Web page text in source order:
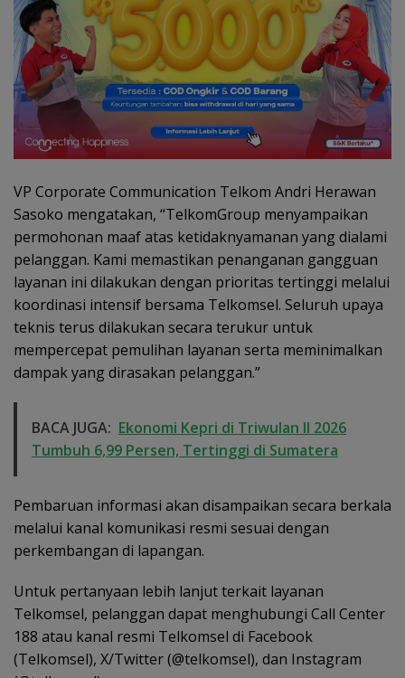
VP Corporate Communication Telkom Andri Herawan
Sasoko mengatakan, “TelkomGroup menyampaikan
permohonan maaf atas ketidaknyamanan yang dialami
pelanggan. Kami memastikan penanganan gangguan
layanan ini dilakukan dengan prioritas tertinggi melalui
koordinasi intensif bersama Telkomsel. Seluruh upaya
teknis terus dilakukan secara terukur untuk
mempercepat pemulihan layanan serta meminimalkan
dampak yang dirasakan pelanggan.”
BACA JUGA: Ekonomi Kepri di Triwulan II 2026
Tumbuh 6,99 Persen, Tertinggi di Sumatera
Pembaruan informasi akan disampaikan secara berkala
melalui kanal komunikasi resmi sesuai dengan
perkembangan di lapangan.
Untuk pertanyaan lebih lanjut terkait layanan
Telkomsel, pelanggan dapat menghubungi Call Center
188 atau kanal resmi Telkomsel di Facebook
(Telkomsel), X/Twitter (@telkomsel), dan Instagram